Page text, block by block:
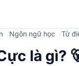
Ngôn ngữ học Từ
là gì?